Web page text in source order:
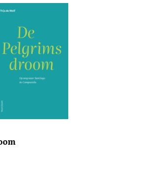
huwelijk. Het eindigt
recht om te scheiden, het
geregistreerde partnerschap.